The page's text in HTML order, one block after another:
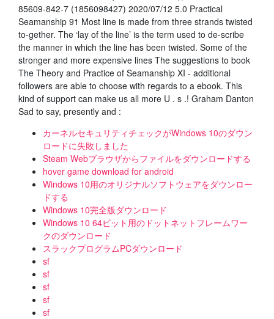
85609-842-7 (1856098427) 2020/07/12 5.0 Practical
Seamanship 91 Most line is made from three strands twisted
to-gether. The ‘lay of the line’ is the term used to de-scribe
the manner in which the line has been twisted. Some of the
stronger and more expensive lines The suggestions to book
The Theory and Practice of Seamanship XI - additional
followers are able to choose with regards to a ebook. This
kind of support can make us all more U . s .! Graham Danton
Sad to say, presently and :
カーネルセキュリティチェックがWindows 10のダウン
ロードに失敗しました
Steam Webブラウザからファイルをダウンロードする
hover game download for android
Windows 10用のオリジナルソフトウェアをダウンロー
ドする
Windows 10完全版ダウンロード
Windows 10 64ビット用のドットネットフレームワー
クのダウンロード
スラックプログラムPCダウンロード
sf
sf
sf
sf
sf